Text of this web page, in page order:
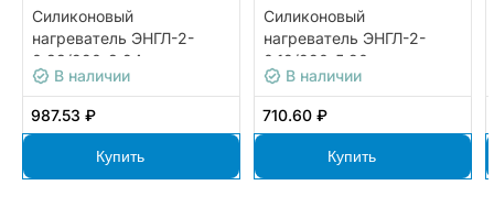
Силиконовый
нагреватель ЭНГЛ-2-
0,33/220-8,24
В наличии
987.53 ₽
Купить
Силиконовый
нагреватель ЭНГЛ-2-
0,12/220-5,90
В наличии
710.60 ₽
Купить